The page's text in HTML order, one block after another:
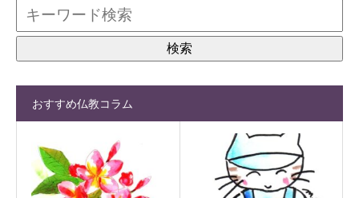
おすすめ仏教コラム